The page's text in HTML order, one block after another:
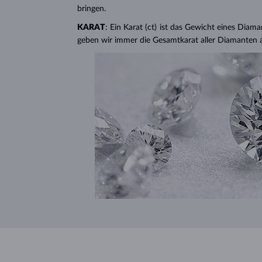
bringen.
KARAT: Ein Karat (ct) ist das Gewicht eines
geben wir immer die Gesamtkarat aller Diamanten